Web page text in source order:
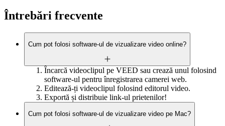
Întrebări frecvente
Cum pot folosi software-ul de vizualizare video online?
Încarcă videoclipul pe VEED sau crează unul folosind
software-ul pentru înregistrarea camerei web.
Editează-ți videoclipul folosind editorul video.
Exportă și distribuie link-ul prietenilor!
Cum pot folosi software-ul de vizualizare video pe Mac?